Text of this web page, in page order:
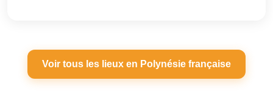
Voir tous les lieux en Polynésie française